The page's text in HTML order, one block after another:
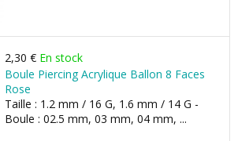
2,30 € En stock
Boule Piercing Acrylique Ballon 8 Faces
Rose
Taille : 1.2 mm / 16 G, 1.6 mm / 14 G -
Boule : 02.5 mm, 03 mm, 04 mm, ...